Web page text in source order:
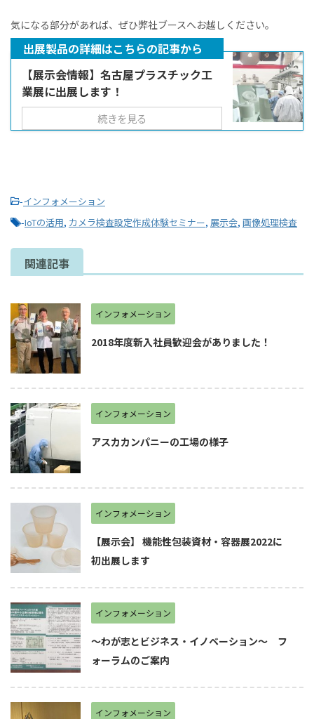
気になる部分があれば、ぜひ弊社ブースへお越しください。
出展製品の詳細はこちらの記事から
【展示会情報】名古屋プラスチック工
業展に出展します！
続きを見る
-インフォメーション
-IoTの活用, カメラ検査設定作成体験セミナー, 展示会, 画像処理検査
関連記事
インフォメーション
2018年度新入社員歓迎会がありました！
インフォメーション
アスカカンパニーの工場の様子
インフォメーション
【展示会】 機能性包装資材・容器展2022に
初出展します
インフォメーション
～わが志とビジネス・イノベーション～ フ
ォーラムのご案内
インフォメーション